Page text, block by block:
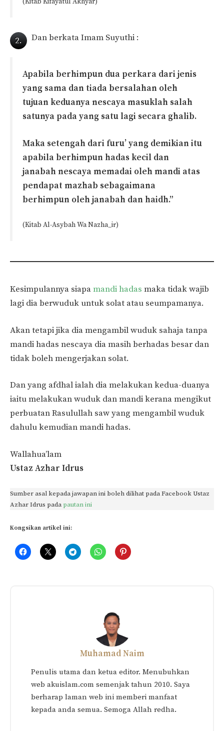
2. Dan berkata Imam Suyuthi :
Apabila berhimpun dua perkara dari jenis
yang sama dan tiada bersalahan oleh
tujuan keduanya nescaya masuklah salah
satunya pada yang satu lagi secara ghalib.
Maka setengah dari furu’ yang demikian itu
apabila berhimpun hadas kecil dan
janabah nescaya memadai oleh mandi atas
pendapat mazhab sebagaimana
berhimpun oleh janabah dan haidh.”
(Kitab Al-Asybah Wa Nazha_ir)
Kesimpulannya siapamandi hadas maka tidak wajib
lagi dia berwuduk untuk solat atau seumpamanya.
Akan tetapi jika dia mengambil wuduk sahaja tanpa
mandi hadas nescaya dia masih berhadas besar dan
tidak boleh mengerjakan solat.
Dan yang afdhal ialah dia melakukan kedua-duanya
iaitu melakukan wuduk dan mandi kerana mengikut
perbuatan Rasulullah saw yang mengambil wuduk
dahulu kemudian mandi hadas.
Wallahua’lam
Ustaz Azhar Idrus
Sumber asal kepada jawapan ini boleh dilihat pada Facebook Ustaz
Azhar Idrus pada pautan ini
Kongsikan artikel ini:
Muhamad Naim
Penulis utama dan ketua editor. Menubuhkan
web akuislam.com semenjak tahun 2010. Saya
berharap laman web ini memberi manfaat
kepada anda semua. Semoga Allah redha.